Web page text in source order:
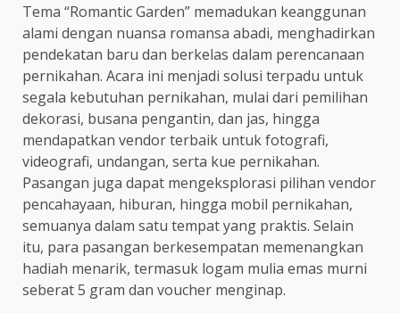
Tema “Romantic Garden” memadukan keanggunan
alami dengan nuansa romansa abadi, menghadirkan
pendekatan baru dan berkelas dalam perencanaan
pernikahan. Acara ini menjadi solusi terpadu untuk
segala kebutuhan pernikahan, mulai dari pemilihan
dekorasi, busana pengantin, dan jas, hingga
mendapatkan vendor terbaik untuk fotografi,
videografi, undangan, serta kue pernikahan.
Pasangan juga dapat mengeksplorasi pilihan vendor
pencahayaan, hiburan, hingga mobil pernikahan,
semuanya dalam satu tempat yang praktis. Selain
itu, para pasangan berkesempatan memenangkan
hadiah menarik, termasuk logam mulia emas murni
seberat 5 gram dan voucher menginap.